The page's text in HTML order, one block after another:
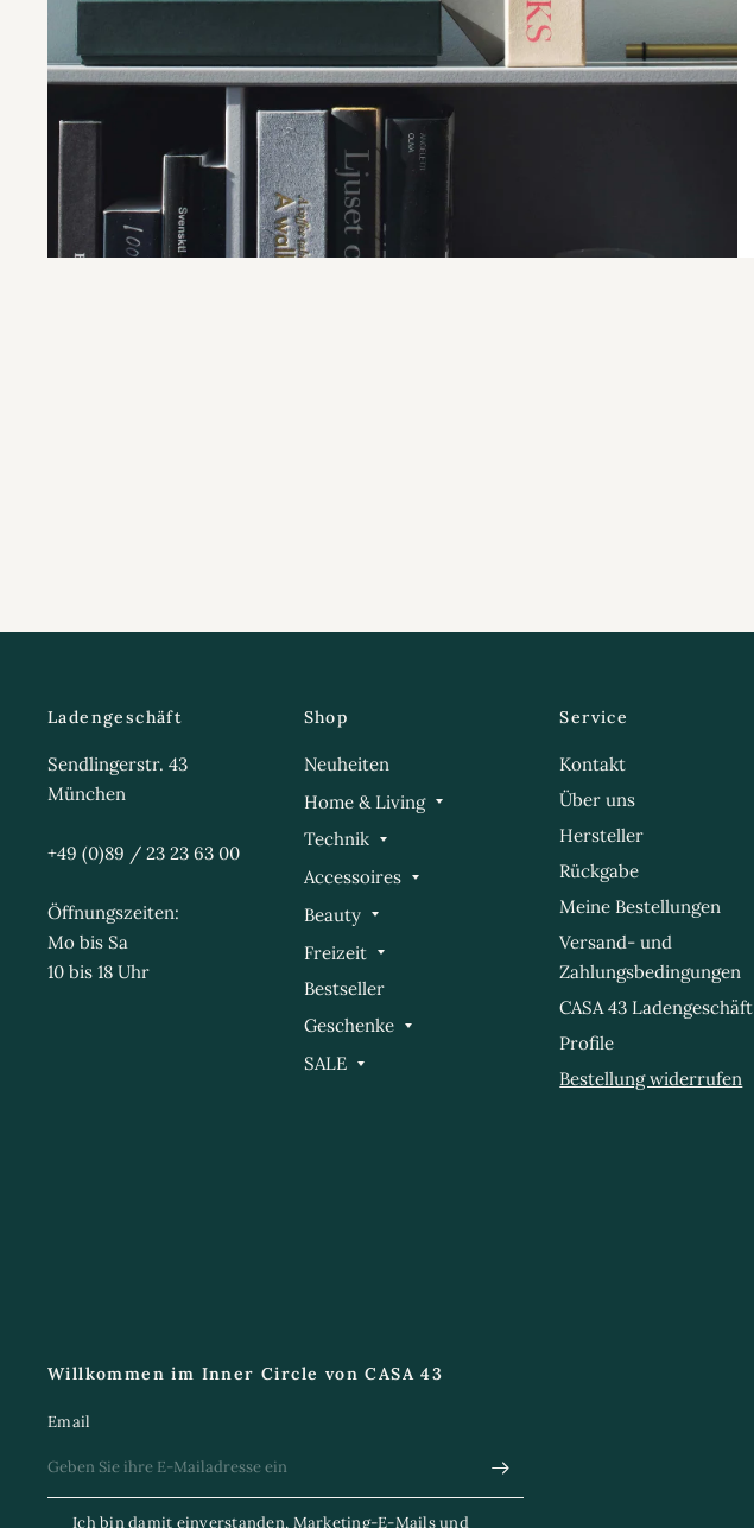
Ladengeschäft
Sendlingerstr. 43
München
+49 (0)89 / 23 23 63 00
Öffnungszeiten:
Mo bis Sa
10 bis 18 Uhr
Shop
Neuheiten
Home & Living
Technik
Accessoires
Beauty
Freizeit
Bestseller
Geschenke
SALE
Service
Kontakt
Über uns
Hersteller
Rückgabe
Meine Bestellungen
Versand- und
Zahlungsbedingungen
CASA 43 Ladengeschäft
Profile
Bestellung widerrufen
Willkommen im Inner Circle von CASA 43
Email
Ich bin damit einverstanden, Marketing-E-Mails und